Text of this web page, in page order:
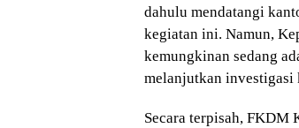
dahulu mendatangi
kegiatan ini. Namun,
kemungkinan sedang
melanjutkan investigasi
Secara terpisah, FKDM